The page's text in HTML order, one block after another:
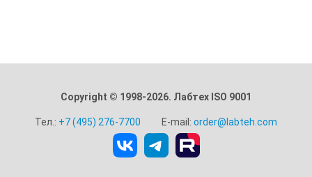
Copyright © 1998-2026. Лабтех ISO 9001
Тел.: +7 (495) 276-7700 E-mail: order@labteh.com